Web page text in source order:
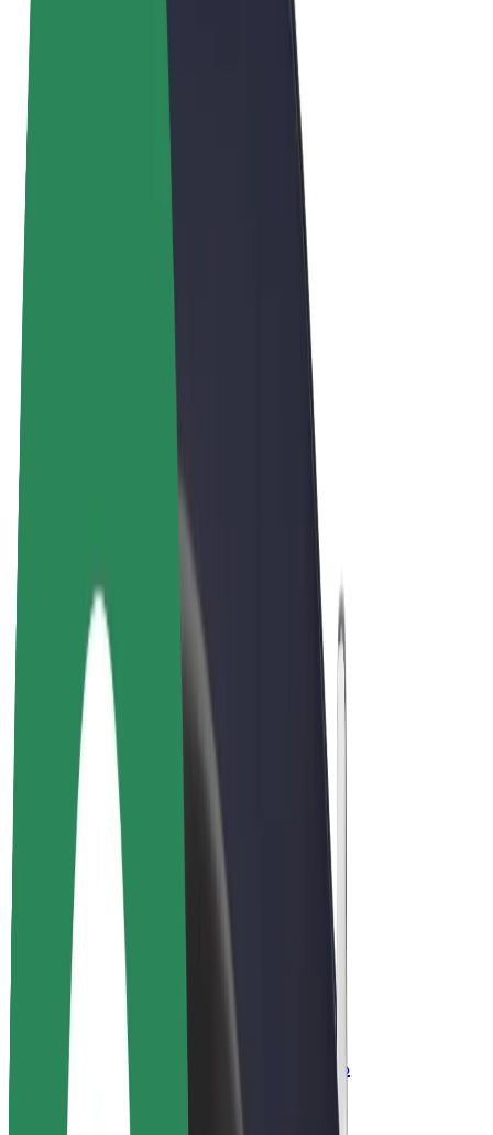
Bolt Food პარტნიორები
ავტოპარკები
ფრენჩაიზი
კომპანია
ვაკანსიები
Bolt-ის შესახებ
Bolt და ეკომეგობრულობა
ნულოვანი პროექტი
ბლოგი
სიახლეები
ბრენდის გზამკვლევი
მისია
ინვესტორებთან ურთიერთობა
ლიდერობა